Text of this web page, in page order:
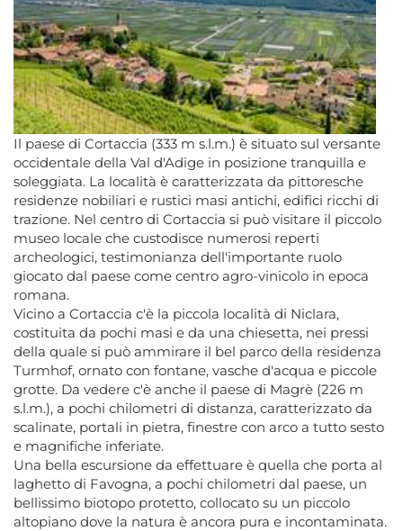
Il paese di Cortaccia (333 m s.l.m.) è situato sul versante
occidentale della Val d'Adige in posizione tranquilla e
soleggiata. La località è caratterizzata da pittoresche
residenze nobiliari e rustici masi antichi, edifici ricchi di
trazione. Nel centro di Cortaccia si può visitare il piccolo
museo locale che custodisce numerosi reperti
archeologici, testimonianza dell'importante ruolo
giocato dal paese come centro agro-vinicolo in epoca
romana.
Vicino a Cortaccia c'è la piccola località di Niclara,
costituita da pochi masi e da una chiesetta, nei pressi
della quale si può ammirare il bel parco della residenza
Turmhof, ornato con fontane, vasche d'acqua e piccole
grotte. Da vedere c'è anche il paese di Magrè (226 m
s.l.m.), a pochi chilometri di distanza, caratterizzato da
scalinate, portali in pietra, finestre con arco a tutto sesto
e magnifiche inferiate.
Una bella escursione da effettuare è quella che porta al
laghetto di Favogna, a pochi chilometri dal paese, un
bellissimo biotopo protetto, collocato su un piccolo
altopiano dove la natura è ancora pura e incontaminata.